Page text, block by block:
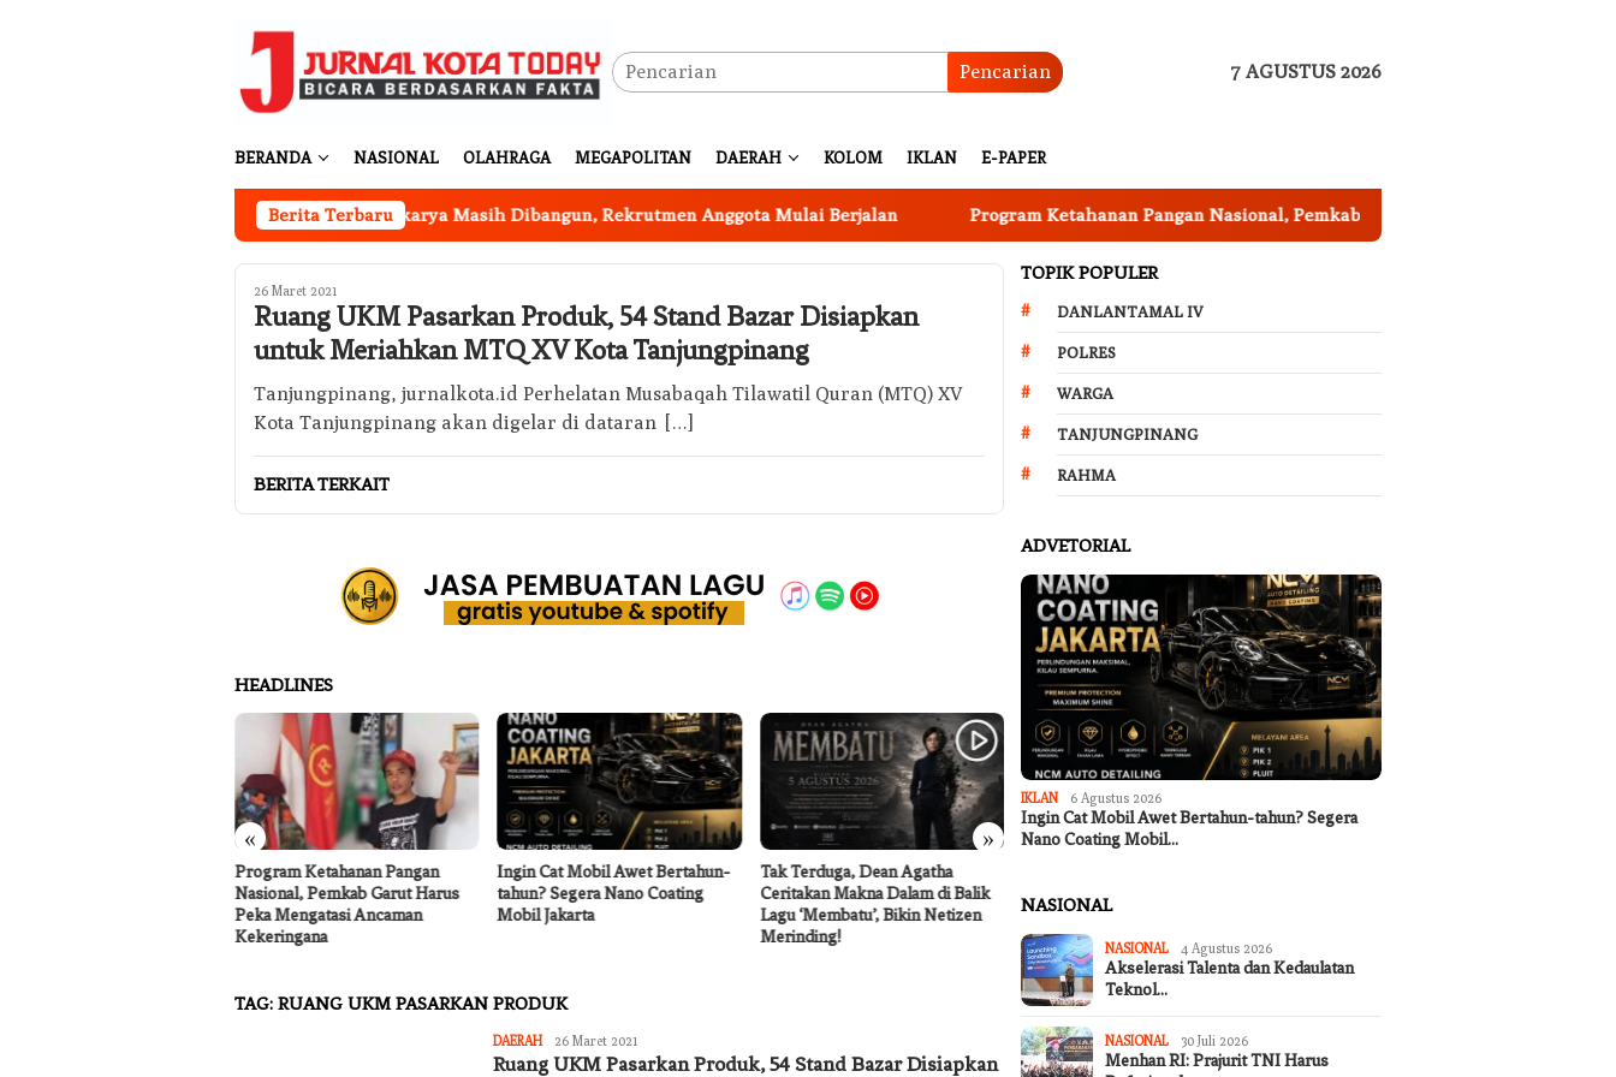
Pencarian 7 AGUSTUS 2026
BERANDA NASIONAL OLAHRAGA MEGAPOLITAN DAERAH KOLOM IKLAN E-PAPER
Berita Terbaru
Kantor Koperasi Merah Putih Desa Sukakarya Masih Dibangun, Rekrutmen Anggota Mulai Berjalan Program Ketahanan Pangan Nasional, Pemkab Garut Harus Peka Mengatasi
26 Maret 2021
Ruang UKM Pasarkan Produk, 54 Stand Bazar Disiapkan
untuk Meriahkan MTQ XV Kota Tanjungpinang
Tanjungpinang, jurnalkota.id Perhelatan Musabaqah Tilawatil Quran (MTQ) XV
Kota Tanjungpinang akan digelar di dataran […]
BERITA TERKAIT
HEADLINES
« »
Program Ketahanan Pangan
Nasional, Pemkab Garut Harus
Peka Mengatasi Ancaman
Kekeringana
Ingin Cat Mobil Awet Bertahun-
tahun? Segera Nano Coating
Mobil Jakarta
Tak Terduga, Dean Agatha
Ceritakan Makna Dalam di Balik
Lagu ‘Membatu’, Bikin Netizen
Merinding!
Rakor TKPK dan Percepatan
Perlinsos Kota Denpasar
TAG: RUANG UKM PASARKAN PRODUK
DAERAHRedaksi
Jurnal
26 Maret 2021
Ruang UKM Pasarkan Produk, 54 Stand Bazar Disiapkan
TOPIK POPULER
DANLANTAMAL IV
POLRES
WARGA
TANJUNGPINANG
RAHMA
ADVETORIAL
IKLAN 6 Agustus 2026
Ingin Cat Mobil Awet Bertahun-tahun? Segera
Nano Coating Mobil…
NASIONAL
NASIONAL 4 Agustus 2026
Akselerasi Talenta dan Kedaulatan
Teknol…
NASIONAL 30 Juli 2026
Menhan RI: Prajurit TNI Harus